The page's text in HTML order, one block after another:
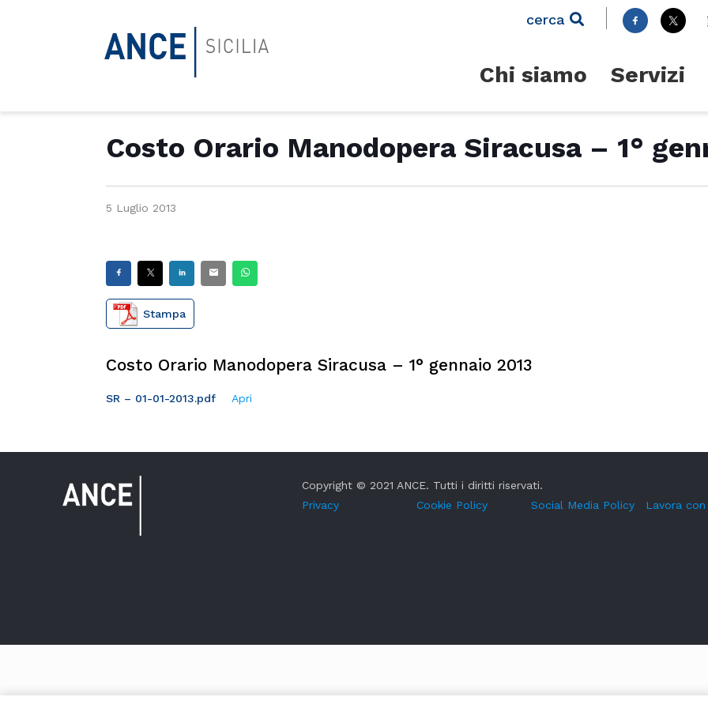
cerca
Chi siamo Servizi
Costo Orario Manodopera Siracusa – 1°
5 Luglio 2013
Stampa
Costo Orario Manodopera Siracusa – 1° gennaio 2013
SR – 01-01-2013.pdf Apri
Copyright © 2021 ANCE. Tutti i diritti riservati.
Privacy
Cookie Policy Social Media Policy Lavora